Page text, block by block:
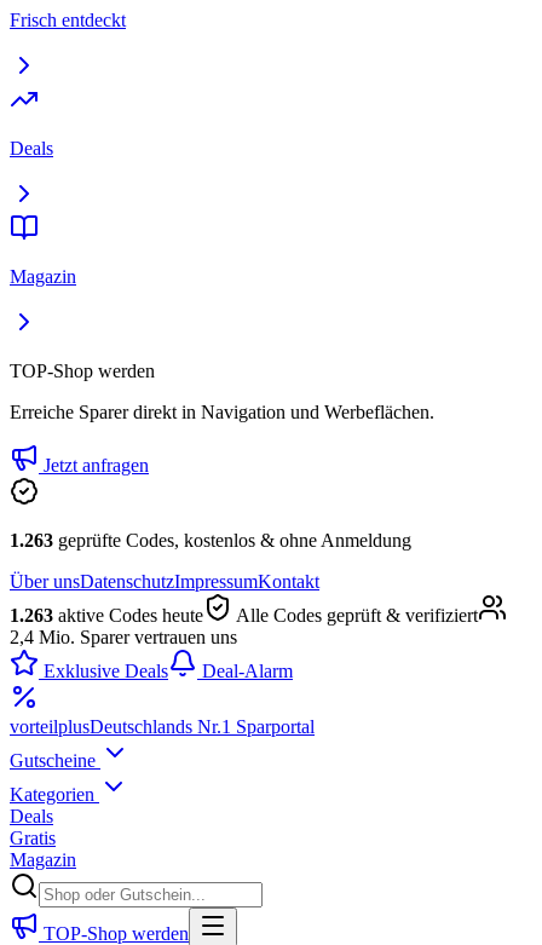
Frisch entdeckt
Deals
Magazin
TOP-Shop werden
Erreiche Sparer direkt in Navigation und Werbeflächen.
Jetzt anfragen
1.263 geprüfte Codes, kostenlos & ohne Anmeldung
Über unsDatenschutzImpressumKontakt
1.263 aktive Codes heute
Alle Codes geprüft & verifiziert
2,4 Mio. Sparer vertrauen uns
Exklusive Deals
Deal-Alarm
vorteilplusDeutschlands Nr.1 Sparportal
Gutscheine
Kategorien
Deals
Gratis
Magazin
TOP-Shop werden